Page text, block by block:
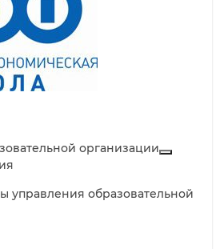
организации
управления образовательной